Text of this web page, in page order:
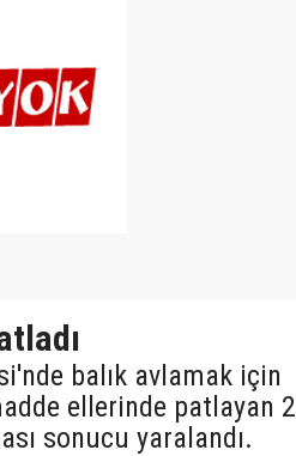
balık avlamak için
ellerinde patlayan 2
sonucu yaralandı.